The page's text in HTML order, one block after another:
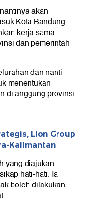
akan
Kota Bandung.
kerja sama
dan pemerintah
dan nanti
menentukan
ditanggung provinsi
Lion Group
Kalimantan
yang diajukan
hati-hati. Ia
boleh dilakukan